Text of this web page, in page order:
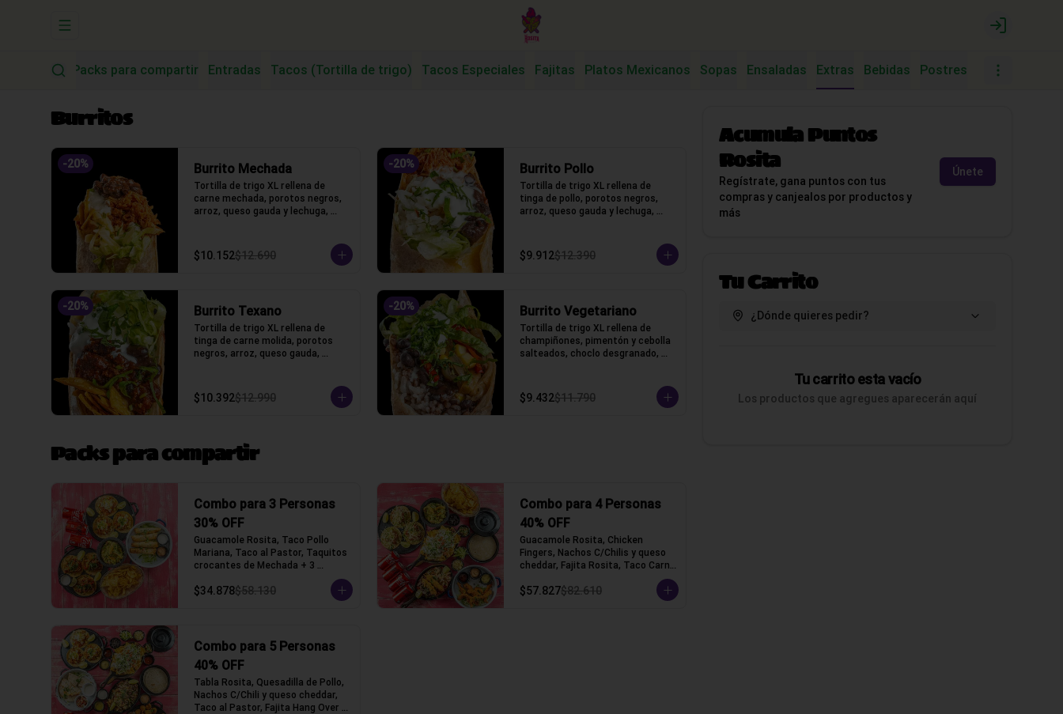
Abrir menu de navegación Login
Burritos Packs para compartir Entradas Tacos (Tortilla de trigo) Tacos Especiales Fajitas Platos Mexicanos Sopas Ensaladas Extras Bebidas Postres Tacos
Burritos
-20% Burrito Mechada
Tortilla de trigo XL rellena de
carne mechada, porotos negros,
arroz, queso gauda y lechuga,
$10.152$12.690
-20% Burrito Pollo
Tortilla de trigo XL rellena de
tinga de pollo, porotos negros,
arroz, queso gauda y lechuga,
$9.912$12.390
-20% Burrito Texano
Tortilla de trigo XL rellena de
tinga de carne molida, porotos
negros, arroz, queso gauda,
$10.392$12.990
-20% Burrito Vegetariano
Tortilla de trigo XL rellena de
champiñones, pimentón y cebolla
salteados, choclo desgranado,
pico de gallo y crema ácida,
acompañado con papas fritas.
$9.432$11.790
Packs para compartir
Combo para 3 Personas
30% OFF
Guacamole Rosita, Taco Pollo
Mariana, Taco al Pastor, Taquitos
crocantes de Mechada + 3
tortilla de trigo)
$34.878$58.130
Combo para 4 Personas
40% OFF
Guacamole Rosita, Chicken
Fingers, Nachos C/Chilis y queso
cheddar, Fajita Rosita, Taco Carne
trigo)
$57.827$82.610
Combo para 5 Personas
40% OFF
Tabla Rosita, Quesadilla de Pollo,
Nachos C/Chili y queso cheddar,
Taco al Pastor, Fajita Hang Over
AcumulaPuntos
Rosita
Regístrate, gana puntos con tus
compras y canjealos por productos y
más
Únete
Tu Carrito
¿Dónde quieres pedir?
Tu carrito esta vacío
Los productos que agregues aparecerán aquí